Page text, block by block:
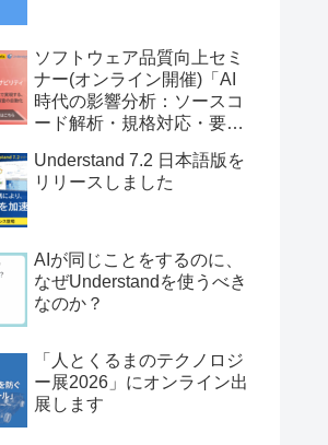
ソフトウェア品質向上セミ
ナー(オンライン開催)「AI
時代の影響分析：ソースコ
ード解析・規格対応・要件
Understand 7.2 日本語版を
リリースしました
AIが同じことをするのに、
なぜUnderstandを使うべき
なのか？
「人とくるまのテクノロジ
ー展2026」にオンライン出
展します